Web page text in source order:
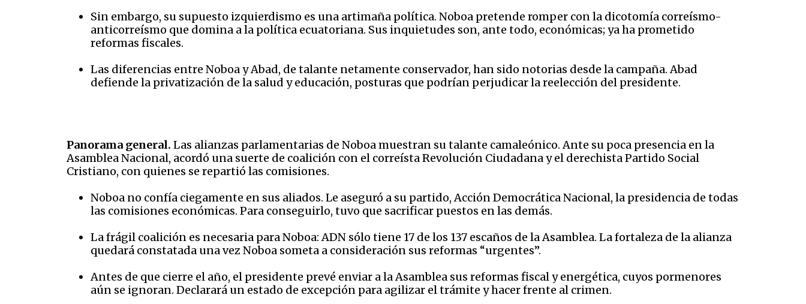
Sin embargo, su supuesto izquierdismo es una artimaña política. Noboa pretende romper con la dicotomía correísmo-
anticorreísmo que domina a la política ecuatoriana. Sus inquietudes son, ante todo, económicas; ya ha prometido
reformas fiscales.
Las diferencias entre Noboa y Abad, de talante netamente conservador, han sido notorias desde la campaña. Abad
defiende la privatización de la salud y educación, posturas que podrían perjudicar la reelección del presidente.
Panorama general. Las alianzas parlamentarias de Noboa muestran su talante camaleónico. Ante su poca presencia en la
Asamblea Nacional, acordó una suerte de coalición con el correísta Revolución Ciudadana y el derechista Partido Social
Cristiano, con quienes se repartió las comisiones.
Noboa no confía ciegamente en sus aliados. Le aseguró a su partido, Acción Democrática Nacional, la presidencia de todas
las comisiones económicas. Para conseguirlo, tuvo que sacrificar puestos en las demás.
La frágil coalición es necesaria para Noboa: ADN sólo tiene 17 de los 137 escaños de la Asamblea. La fortaleza de la alianza
quedará constatada una vez Noboa someta a consideración sus reformas “urgentes”.
Antes de que cierre el año, el presidente prevé enviar a la Asamblea sus reformas fiscal y energética, cuyos pormenores
aún se ignoran. Declarará un estado de excepción para agilizar el trámite y hacer frente al crimen.